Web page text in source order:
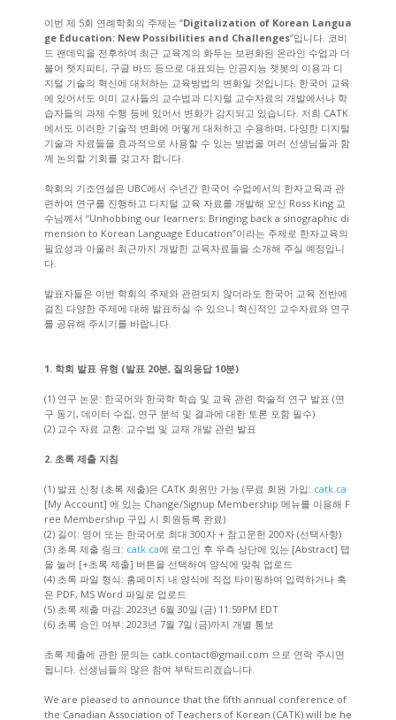
이번 제 5회 연례학회의 주제는 “Digitalization of Korean Langua
ge Education: New Possibilities and Challenges”입니다. 코비
드 팬데믹을 전후하여 최근 교육계의 화두는 보편화된 온라인 수업과 더
불어 챗지피티, 구글 바드 등으로 대표되는 인공지능 챗봇의 이용과 디
지털 기술의 혁신에 대처하는 교육방법의 변화일 것입니다. 한국어 교육
에 있어서도 이미 교사들의 교수법과 디지털 교수자료의 개발에서나 학
습자들의 과제 수행 등에 있어서 변화가 감지되고 있습니다. 저희 CATK
에서도 이러한 기술적 변화에 어떻게 대처하고 수용하며, 다양한 디지털
기술과 자료들을 효과적으로 사용할 수 있는 방법을 여러 선생님들과 함
께 논의할 기회를 갖고자 합니다.
학회의 기조연설은 UBC에서 수년간 한국어 수업에서의 한자교육과 관
련하여 연구를 진행하고 디지털 교육 자료를 개발해 오신 Ross King 교
수님께서 “Unhobbing our learners: Bringing back a sinographic di
mension to Korean Language Education”이라는 주제로 한자교육의
필요성과 아울러 최근까지 개발한 교육자료들을 소개해 주실 예정입니
다.
발표자들은 이번 학회의 주제와 관련되지 않더라도 한국어 교육 전반에
걸친 다양한 주제에 대해 발표하실 수 있으니 혁신적인 교수자료와 연구
를 공유해 주시기를 바랍니다.
1. 학회 발표 유형 (발표 20분, 질의응답 10분)
(1) 연구 논문: 한국어와 한국학 학습 및 교육 관련 학술적 연구 발표 (연
구 동기, 데이터 수집, 연구 분석 및 결과에 대한 토론 포함 필수)
(2) 교수 자료 교환: 교수법 및 교재 개발 관련 발표
2. 초록 제출 지침
(1) 발표 신청 (초록 제출)은 CATK 회원만 가능 (무료 회원 가입: catk.ca
[My Account] 에 있는 Change/Signup Membership 메뉴를 이용해 F
ree Membership 구입 시 회원등록 완료)
(2) 길이: 영어 또는 한국어로 최대 300자 + 참고문헌 200자 (선택사항)
(3) 초록 제출 링크: catk.ca에 로그인 후 우측 상단에 있는 [Abstract] 탭
을 눌러 [+초록 제출] 버튼을 선택하여 양식에 맞춰 업로드
(4) 초록 파일 형식: 홈페이지 내 양식에 직접 타이핑하여 입력하거나 혹
은 PDF, MS Word 파일로 업로드
(5) 초록 제출 마감: 2023년 6월 30일 (금) 11:59PM EDT
(6) 초록 승인 여부: 2023년 7월 7일 (금)까지 개별 통보
초록 제출에 관한 문의는 catk.contact@gmail.com 으로 연락 주시면
됩니다. 선생님들의 많은 참여 부탁드리겠습니다.
We are pleased to announce that the fifth annual conference of
the Canadian Association of Teachers of Korean (CATK) will be he